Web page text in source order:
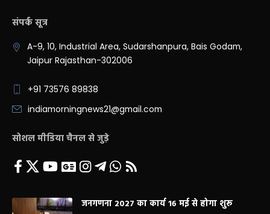
संपर्क सूत्र
A-9, 10, Industrial Area, Sudarshanpura, Bais Godam,
Jaipur Rajasthan-302006
+91 73576 89838
indiamorningnews21@gmail.com
सोशल मीडिया चैनल से जुड़े
जनगणना 2027 का कार्य 16 मई से होगा शुरू